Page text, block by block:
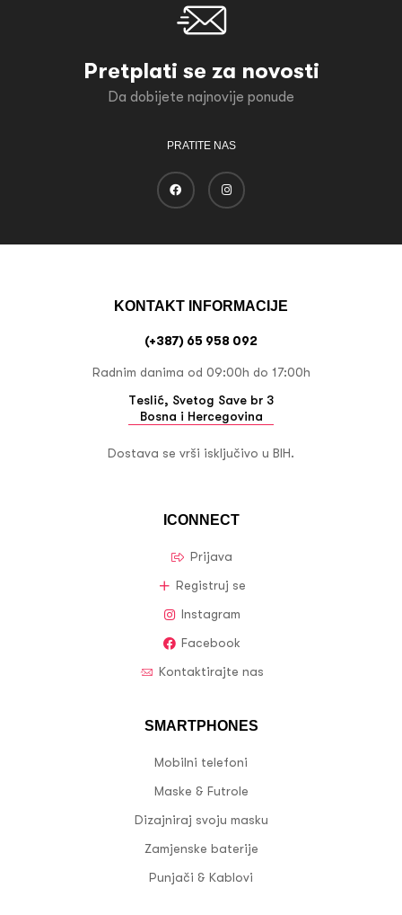
Pretplati se za novosti
Da dobijete najnovije ponude
PRATITE NAS
ICONNECT
Prijava
Registruj se
Instagram
Facebook
Kontaktirajte nas
SMARTPHONES
Mobilni telefoni
Maske & Futrole
Dizajniraj svoju masku
Zamjenske baterije
Punjači & Kablovi
KONTAKT INFORMACIJE
(+387) 65 958 092
Radnim danima od 09:00h do 17:00h
Teslić, Svetog Save br 3
Bosna i Hercegovina
Dostava se vrši isključivo u BIH.